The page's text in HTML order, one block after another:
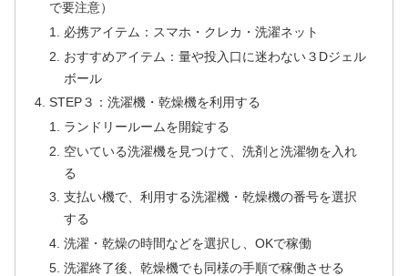
で要注意）
必携アイテム：スマホ・クレカ・洗濯ネット
おすすめアイテム：量や投入口に迷わない３Dジェル
ボール
STEP３：洗濯機・乾燥機を利用する
ランドリールームを開錠する
空いている洗濯機を見つけて、洗剤と洗濯物を入れ
る
支払い機で、利用する洗濯機・乾燥機の番号を選択
する
洗濯・乾燥の時間などを選択し、OKで稼働
洗濯終了後、乾燥機でも同様の手順で稼働させる